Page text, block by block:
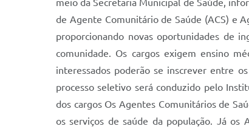
meio da Secretaria Municipal de Saúde,
de Agente Comunitário de Saúde (ACS) e
proporcionando novas oportunidades de
comunidade. Os cargos exigem ensino
interessados poderão se inscrever entre
processo seletivo será conduzido pelo
dos cargos Os Agentes Comunitários de
os serviços de saúde da população. Já